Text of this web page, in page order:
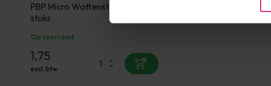
PBP Micro Wattenstokjes 100
stuks
Op voorraad
1,75
excl. btw